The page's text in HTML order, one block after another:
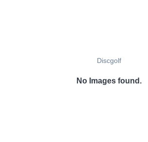
Discgolf
No Images found.